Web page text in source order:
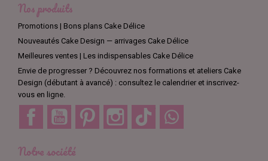
Nos produits
Promotions | Bons plans Cake Délice
Nouveautés Cake Design — arrivages Cake Délice
Meilleures ventes | Les indispensables Cake Délice
Envie de progresser ? Découvrez nos formations et ateliers Cake
Design (débutant à avancé) : consultez le calendrier et inscrivez-
vous en ligne.
Facebook YouTube Pinterest Instagram TikTok
Notre société